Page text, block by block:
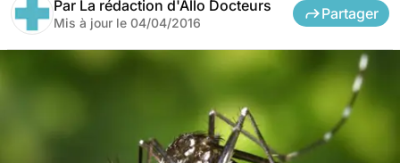
Par La rédaction d'Allo Docteurs
Mis à jour le 04/04/2016
Partager